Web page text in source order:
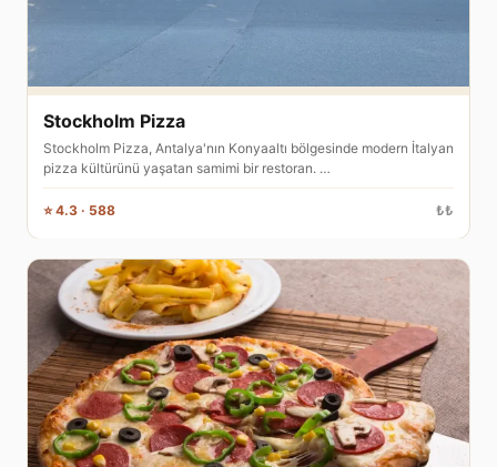
Stockholm Pizza
Stockholm Pizza, Antalya'nın Konyaaltı bölgesinde modern İtalyan
pizza kültürünü yaşatan samimi bir restoran. …
⭐ 4.3 · 588 ₺₺